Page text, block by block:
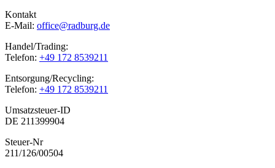
Kontakt
E-Mail: office@radburg.de
Handel/Trading:
Telefon: +49 172 8539211
Entsorgung/Recycling:
Telefon: +49 172 8539211
Umsatzsteuer-ID
DE 211399904
Steuer-Nr
211/126/00504